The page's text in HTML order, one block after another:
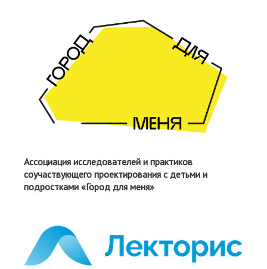
Ассоциация исследователей и практиков
соучаствующего проектирования с детьми и
подростками «Город для меня»